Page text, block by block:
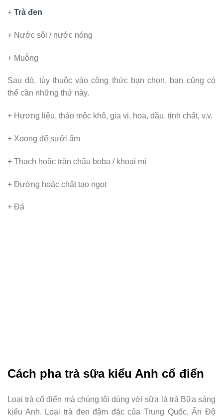
+ Trà đen
+ Nước sôi / nước nóng
+ Muỗng
Sau đó, tùy thuộc vào công thức bạn chọn, bạn cũng có
thể cần những thứ này.
+ Hương liệu, thảo mộc khô, gia vị, hoa, dầu, tinh chất, v.v.
+ Xoong để sưởi ấm
+ Thạch hoặc trân châu boba / khoai mì
+ Đường hoặc chất tạo ngọt
+ Đá
Cách pha trà sữa kiểu Anh cổ điển
Loại trà cổ điển mà chúng tôi dùng với sữa là trà Bữa sáng
kiểu Anh. Loại trà đen đậm đặc của Trung Quốc, Ấn Độ